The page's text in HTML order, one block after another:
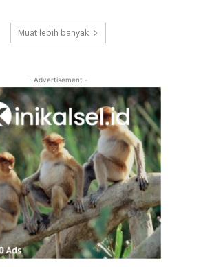
Muat lebih banyak
- Advertisement -